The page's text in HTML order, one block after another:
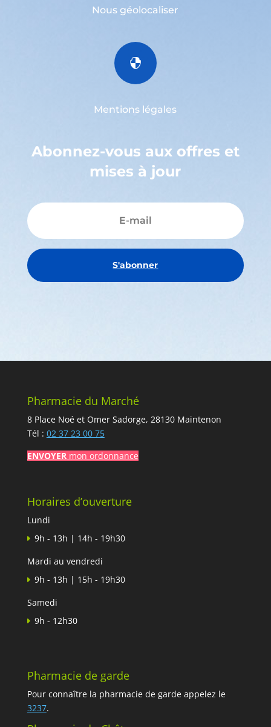
Nous géolocaliser

Mentions légales
Abonnez-vous aux offres et
mises à jour
S'abonner
Pharmacie du Marché
8 Place Noé et Omer Sadorge, 28130 Maintenon
Tél : 02 37 23 00 75
ENVOYERmon ordonnance
Horaires d’ouverture
Lundi
9h - 13h | 14h - 19h30
Mardi au vendredi
9h - 13h | 15h - 19h30
Samedi
9h - 12h30
Pharmacie de garde
Pour connaître la pharmacie de garde appelez le
3237.